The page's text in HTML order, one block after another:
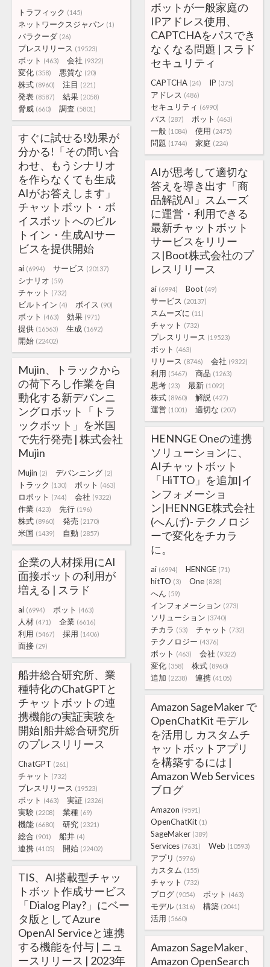
トラフィック (145)
ネットワークスジャパン (1)
バラクーダ (26)
プレスリリース (19523)
ボット (463) 会社 (9322)
変化 (358) 悪質な (20)
株式 (8960) 注目 (221)
発表 (8587) 結果 (2058)
脅威 (660) 調査 (5801)
ボットが一般家庭の
IPアドレス使用、
CAPTCHAをパスでき
なくなる問題 | スラド
セキュリティ
CAPTCHA (24) IP (375)
アドレス (486)
セキュリティ (6990)
パス (287) ボット (463)
一般 (1084) 使用 (2475)
問題 (1744) 家庭 (224)
すぐに試せる!効果が
分かる!「その問い合
わせ、もうシナリオ
を作らなくても生成
AIがお答えします」
チャットボット・ボ
イスボットへのビル
トイン・生成AIサー
ビスを提供開始
ai (6994) サービス (20137)
シナリオ (59)
チャット (732)
ビルトイン (4) ボイス (90)
ボット (463) 効果 (971)
提供 (16563) 生成 (1692)
開始 (22402)
AIが思考して適切な
答えを導き出す「商
品解説AI」スムーズ
に運営・利用できる
最新チャットボット
サービスをリリー
ス|Boot株式会社のプ
レスリリース
ai (6994) Boot (49)
サービス (20137)
スムーズに (11)
チャット (732)
プレスリリース (19523)
ボット (463)
リリース (8746) 会社 (9322)
利用 (5467) 商品 (1263)
思考 (23) 最新 (1092)
株式 (8960) 解説 (427)
運営 (1001) 適切な (207)
Mujin、トラックから
の荷下ろし作業を自
動化する新デバンニ
ングロボット「トラ
ックボット」を米国
で先行発売 | 株式会社
Mujin
Mujin (2) デバンニング (2)
トラック (130) ボット (463)
ロボット (744) 会社 (9322)
作業 (423) 先行 (196)
株式 (8960) 発売 (2170)
米国 (1439) 自動 (2857)
HENNGE Oneの連携
ソリューションに、
AIチャットボット
「HiTTO」を追加|イ
ンフォメーショ
ン|HENNGE株式会社
(へんげ)- テクノロジ
ーで変化をチカラ
に。
ai (6994) HENNGE (71)
hitTO (3) One (828)
へん (59)
インフォメーション (273)
ソリューション (3740)
チカラ (53) チャット (732)
テクノロジー (4376)
ボット (463) 会社 (9322)
変化 (358) 株式 (8960)
追加 (2238) 連携 (4105)
企業の人材採用にAI
面接ボットの利用が
増える | スラド
ai (6994) ボット (463)
人材 (471) 企業 (6616)
利用 (5467) 採用 (1406)
面接 (29)
船井総合研究所、業
種特化のChatGPTと
チャットボットの連
携機能の実証実験を
開始|船井総合研究所
のプレスリリース
ChatGPT (261)
チャット (732)
プレスリリース (19523)
ボット (463) 実証 (2326)
実験 (2208) 業種 (69)
機能 (6680) 研究 (2321)
総合 (901) 船井 (4)
連携 (4105) 開始 (22402)
Amazon SageMaker で
OpenChatKit モデル
を活用し カスタムチ
ャットボットアプリ
を構築するには |
Amazon Web Services
ブログ
Amazon (9591)
OpenChatKit (1)
SageMaker (389)
Services (7631) Web (10593)
アプリ (5976)
カスタム (155)
チャット (732)
ブログ (9054) ボット (463)
モデル (1316) 構築 (2041)
活用 (5660)
TIS、AI搭載型チャッ
トボット作成サービス
「Dialog Play?」にベー
タ版としてAzure
OpenAI Serviceと連携
する機能を付与 | ニュ
ースリリース | 2023年
Amazon SageMaker、
Amazon OpenSearch